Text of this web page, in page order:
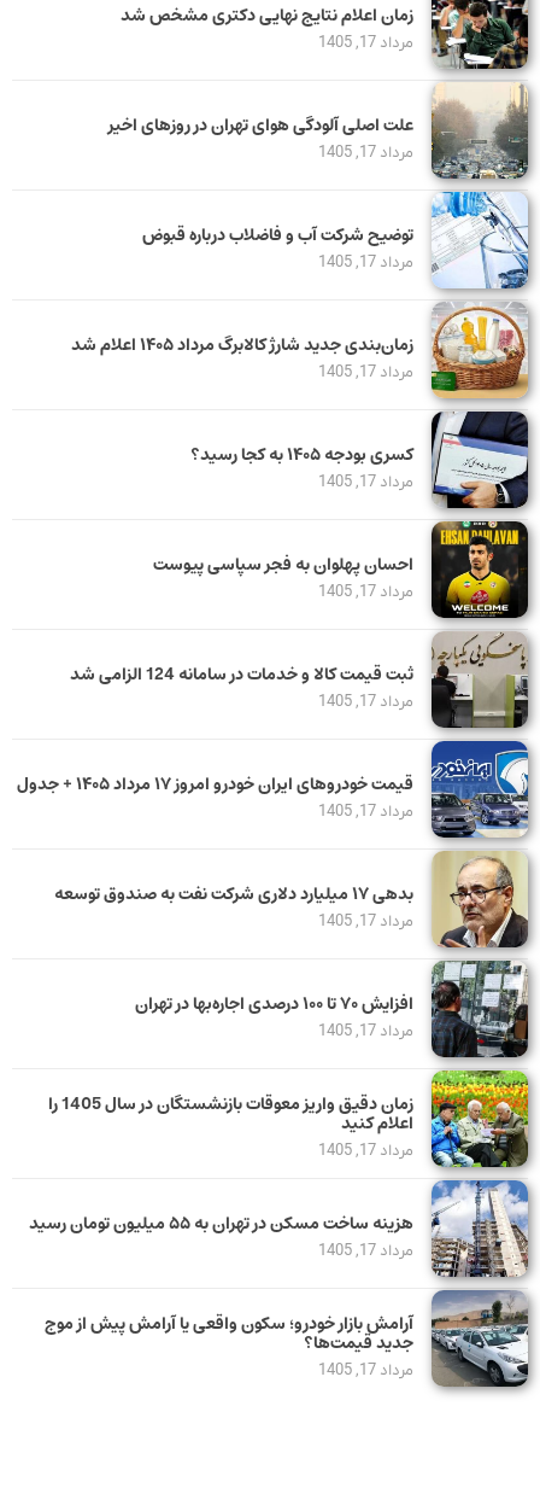
زمان اعلام نتایج نهایی دکتری مشخص شد
مرداد 17, 1405
علت اصلی آلودگی هوای تهران در روزهای اخیر
مرداد 17, 1405
توضیح شرکت آب و فاضلاب درباره قبوض
مرداد 17, 1405
زمان‌بندی جدید شارژ کالابرگ مرداد ۱۴۰۵ اعلام شد
مرداد 17, 1405
کسری بودجه ۱۴۰۵ به کجا رسید؟
مرداد 17, 1405
احسان پهلوان به فجر سپاسی پیوست
مرداد 17, 1405
ثبت قیمت کالا و خدمات در سامانه 124 الزامی شد
مرداد 17, 1405
قیمت خودرو‌های ایران خودرو امروز ۱۷ مرداد ۱۴۰۵ + جدول
مرداد 17, 1405
بدهی ١٧ میلیارد دلاری شرکت نفت به صندوق توسعه
مرداد 17, 1405
افزایش ۷۰ تا ۱۰۰ درصدی اجاره‌بها در تهران
مرداد 17, 1405
زمان دقیق واریز معوقات بازنشستگان در سال 1405 را
اعلام کنید
مرداد 17, 1405
هزینه ساخت مسکن در تهران به ۵۵ میلیون تومان رسید
مرداد 17, 1405
آرامش بازار خودرو؛ سکون واقعی یا آرامش پیش از موج
جدید قیمت‌ها؟
مرداد 17, 1405